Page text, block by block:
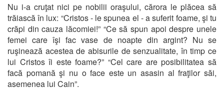
Nu i-a cruţat nici pe nobilii oraşului, cărora le plăcea să
trăiască în lux: “Cristos - le spunea el - a suferit foame, şi tu
crăpi din cauza lăcomiei!” “Ce să spun apoi despre unele
femei care îşi fac vase de noapte din argint? Nu se
ruşinează acestea de abisurile de senzualitate, în timp ce
lui Cristos îi este foame?” “Cel care are posibilitatea să
facă pomană şi nu o face este un asasin al fraţilor săi,
asemenea lui Cain”.